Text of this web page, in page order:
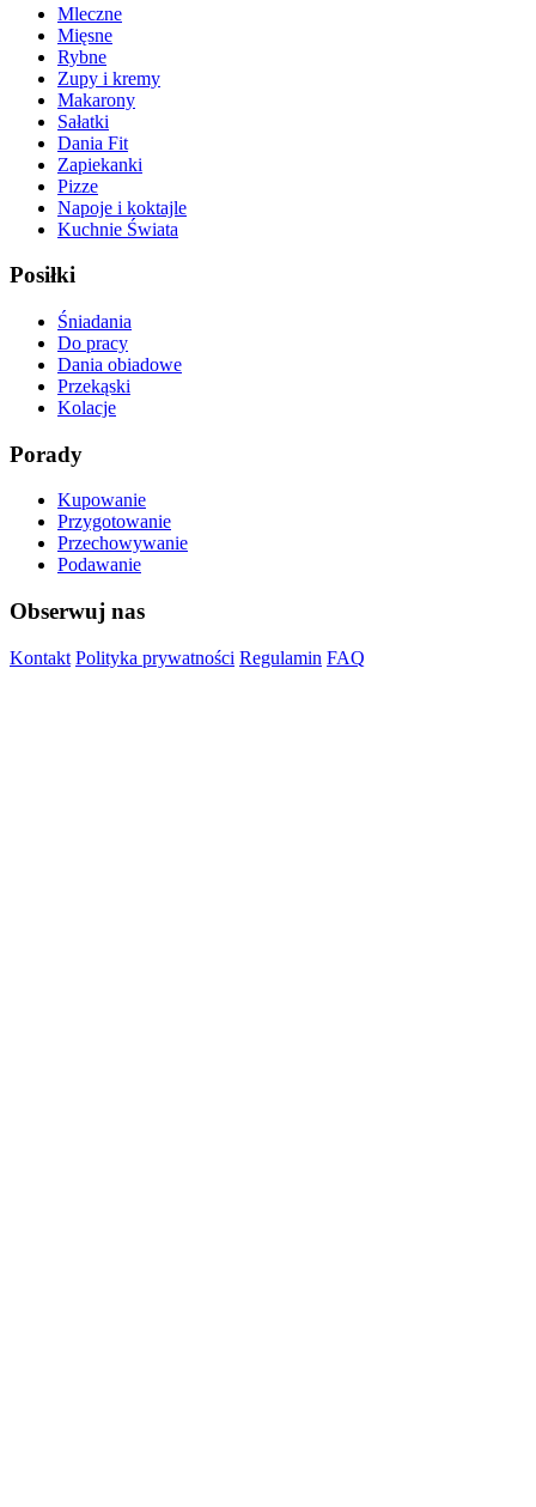
Mleczne
Mięsne
Rybne
Zupy i kremy
Makarony
Sałatki
Dania Fit
Zapiekanki
Pizze
Napoje i koktajle
Kuchnie Świata
Posiłki
Śniadania
Do pracy
Dania obiadowe
Przekąski
Kolacje
Porady
Kupowanie
Przygotowanie
Przechowywanie
Podawanie
Obserwuj nas
Kontakt Polityka prywatności Regulamin FAQ